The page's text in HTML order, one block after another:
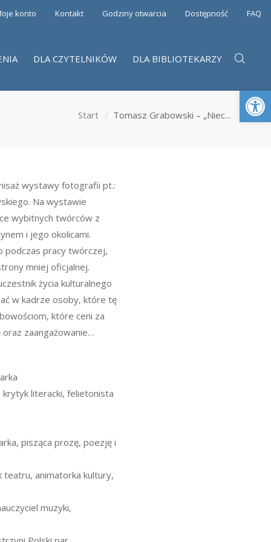
konto Kontakt Godziny otwarcia Dostępność FAQ
DLA CZYTELNIKÓW DLA BIBLIOTEKARZY
Start Tomasz Grabowski – „Niec...
wystawy fotografii pt.:
Na wystawie
wybitnych twórców z
i jego okolicami.
podczas pracy twórczej,
mniej oficjalnej.
życia kulturalnego
w kadrze osoby, które tę
które ceni za
zaangażowanie…
krytyk literacki, felietonista
pisząca prozę, poezję i
teatru, animatorka kultury,
muzyki,